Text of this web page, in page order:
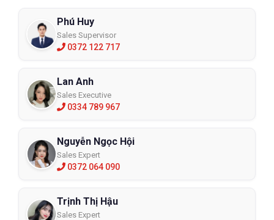
Phú Huy
Sales Supervisor
0372 122 717
Lan Anh
Sales Executive
0334 789 967
Nguyễn Ngọc Hội
Sales Expert
0372 064 090
Trịnh Thị Hậu
Sales Expert